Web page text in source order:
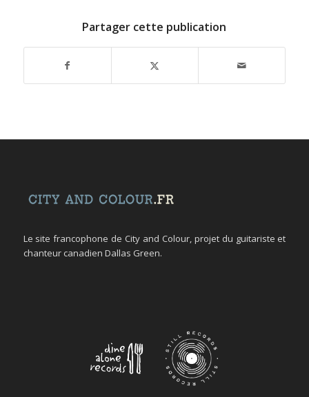
Partager cette publication
Le site francophone de City and Colour, projet du guitariste et
chanteur canadien Dallas Green.